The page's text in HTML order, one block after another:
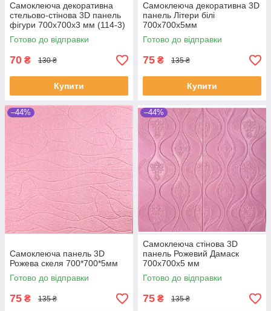
Самоклеюча декоративна
стельово-стінова 3D панель
фігури 700x700x3 мм (114-3)
Готово до відправки
70 ₴ 130 ₴
Купити
Самоклеюча декоративна 3D
панель Літери білі
700x700x5мм
Готово до відправки
75 ₴ 135 ₴
Купити
–44%
Самоклеюча панель 3D
Рожева скеля 700*700*5мм
Готово до відправки
75 ₴ 135 ₴
–44%
Самоклеюча стінова 3D
панель Рожевий Дамаск
700х700х5 мм
Готово до відправки
75 ₴ 135 ₴